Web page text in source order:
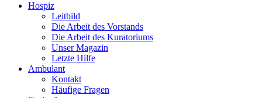
Hospiz
Leitbild
Die Arbeit des Vorstands
Die Arbeit des Kuratoriums
Unser Magazin
Letzte Hilfe
Ambulant
Kontakt
Häufige Fragen